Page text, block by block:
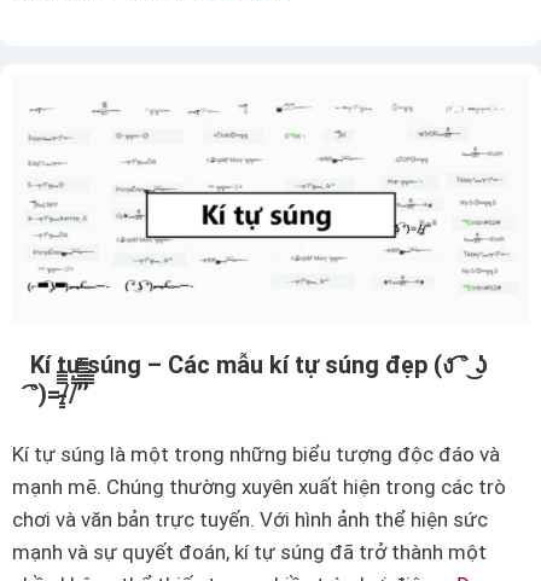
s
3
n
g
ư
–
á
h
ạ
Kí tự súng – Các mẫu kí tự súng đẹp (ง ͡° ͜ʖ
͡°)=/̵͇̿̿/’̿’̿̿̿̿ ̿̿
Kí tự súng là một trong những biểu tượng độc đáo và
mạnh mẽ. Chúng thường xuyên xuất hiện trong các trò
chơi và văn bản trực tuyến. Với hình ảnh thể hiện sức
mạnh và sự quyết đoán, kí tự súng đã trở thành một